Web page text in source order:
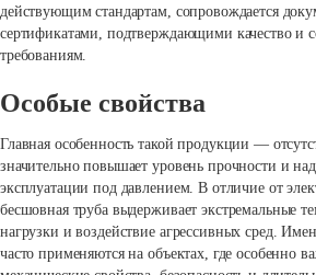
действующим стандартам, сопровождается
сертификатами, подтверждающими качество и
требованиям.
Особые свойства
Главная особенность такой продукции —
значительно повышает уровень прочности и
эксплуатации под давлением. В отличие от
бесшовная труба выдерживает экстремальные
нагрузки и воздействие агрессивных сред.
часто применяются на объектах, где особенно